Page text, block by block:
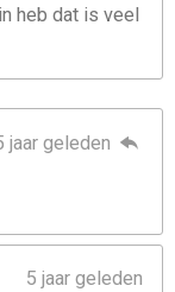
heb dat is veel
jaar geleden
5 jaar geleden